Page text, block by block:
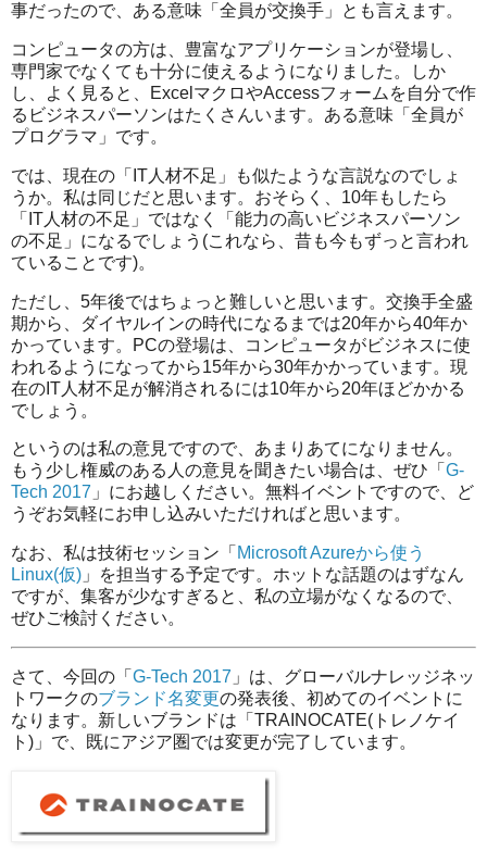
事だったので、ある意味「全員が交換手」とも言えます。
コンピュータの方は、豊富なアプリケーションが登場し、
専門家でなくても十分に使えるようになりました。しか
し、よく見ると、ExcelマクロやAccessフォームを自分で作
るビジネスパーソンはたくさんいます。ある意味「全員が
プログラマ」です。
では、現在の「IT人材不足」も似たような言説なのでしょ
うか。私は同じだと思います。おそらく、10年もしたら
「IT人材の不足」ではなく「能力の高いビジネスパーソン
の不足」になるでしょう(これなら、昔も今もずっと言われ
ていることです)。
ただし、5年後ではちょっと難しいと思います。交換手全盛
期から、ダイヤルインの時代になるまでは20年から40年か
かっています。PCの登場は、コンピュータがビジネスに使
われるようになってから15年から30年かかっています。現
在のIT人材不足が解消されるには10年から20年ほどかかる
でしょう。
というのは私の意見ですので、あまりあてになりません。
もう少し権威のある人の意見を聞きたい場合は、ぜひ「 G-
Tech 2017 」にお越しください。無料イベントですので、ど
うぞお気軽にお申し込みいただければと思います。
なお、私は技術セッション「 Microsoft Azureから使う
Linux(仮) 」を担当する予定です。ホットな話題のはずなん
ですが、集客が少なすぎると、私の立場がなくなるので、
ぜひご検討ください。
さて、今回の「 G-Tech 2017 」は、グローバルナレッジネッ
トワークのブランド名変更の発表後、初めてのイベントに
なります。新しいブランドは「TRAINOCATE(トレノケイ
ト)」で、既にアジア圏では変更が完了しています。